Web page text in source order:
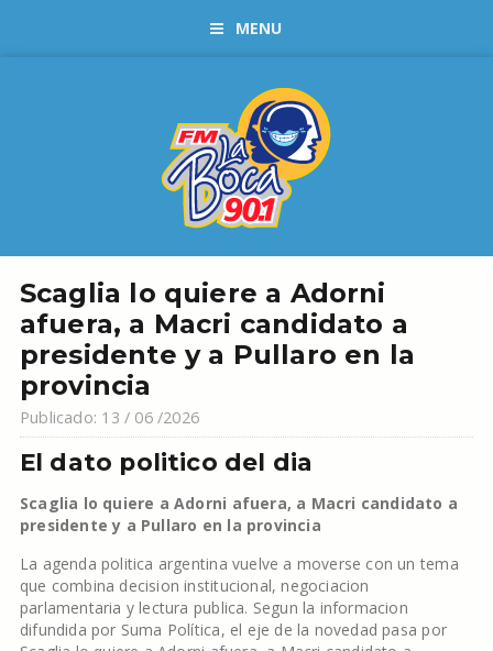
MENU
Scaglia lo quiere a Adorni
afuera, a Macri candidato a
presidente y a Pullaro en la
provincia
Publicado: 13 / 06 /2026
El dato politico del dia
Scaglia lo quiere a Adorni afuera, a Macri candidato a
presidente y a Pullaro en la provincia
La agenda politica argentina vuelve a moverse con un tema
que combina decision institucional, negociacion
parlamentaria y lectura publica. Segun la informacion
difundida por Suma Política, el eje de la novedad pasa por